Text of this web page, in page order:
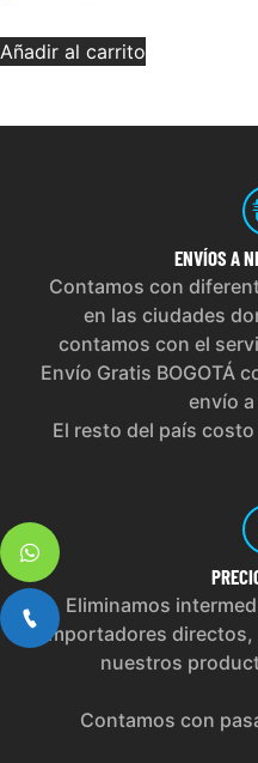
Añadir al carrito
ENVÍOS A
Contamos con
en las ciudades
contamos con el
Envío Gratis BOGOTÁ
envío
El resto del país
Eliminamos
importadores
nuestros
Contamos con